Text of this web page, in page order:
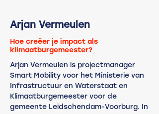
Arjan Vermeulen
Hoe creëer je impact als
klimaatburgemeester?
Arjan Vermeulen is projectmanager
Smart Mobility voor het Ministerie van
Infrastructuur en Waterstaat en
Klimaatburgemeester voor de
gemeente Leidschendam-Voorburg. In